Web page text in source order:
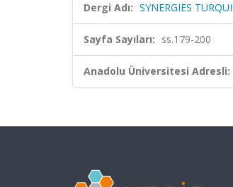
Dergi Adı: SYNERGIES
Sayfa Sayıları: ss.179-200
Anadolu Üniversitesi Adresli: